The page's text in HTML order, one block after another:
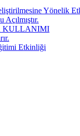
Yönelik
KULLANIMI
Etkinliği